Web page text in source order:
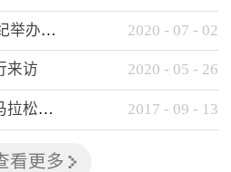
，华西金控第一党支部举办了“学
史、知党情、...
安全生产月|华西保险经纪举办应急消防安全知识培训 2020 - 07 - 02
来访 2020 - 05 - 26
太平洋产险为成都国际马拉松提供全方位保险保障 2017 - 09 - 13
看更多